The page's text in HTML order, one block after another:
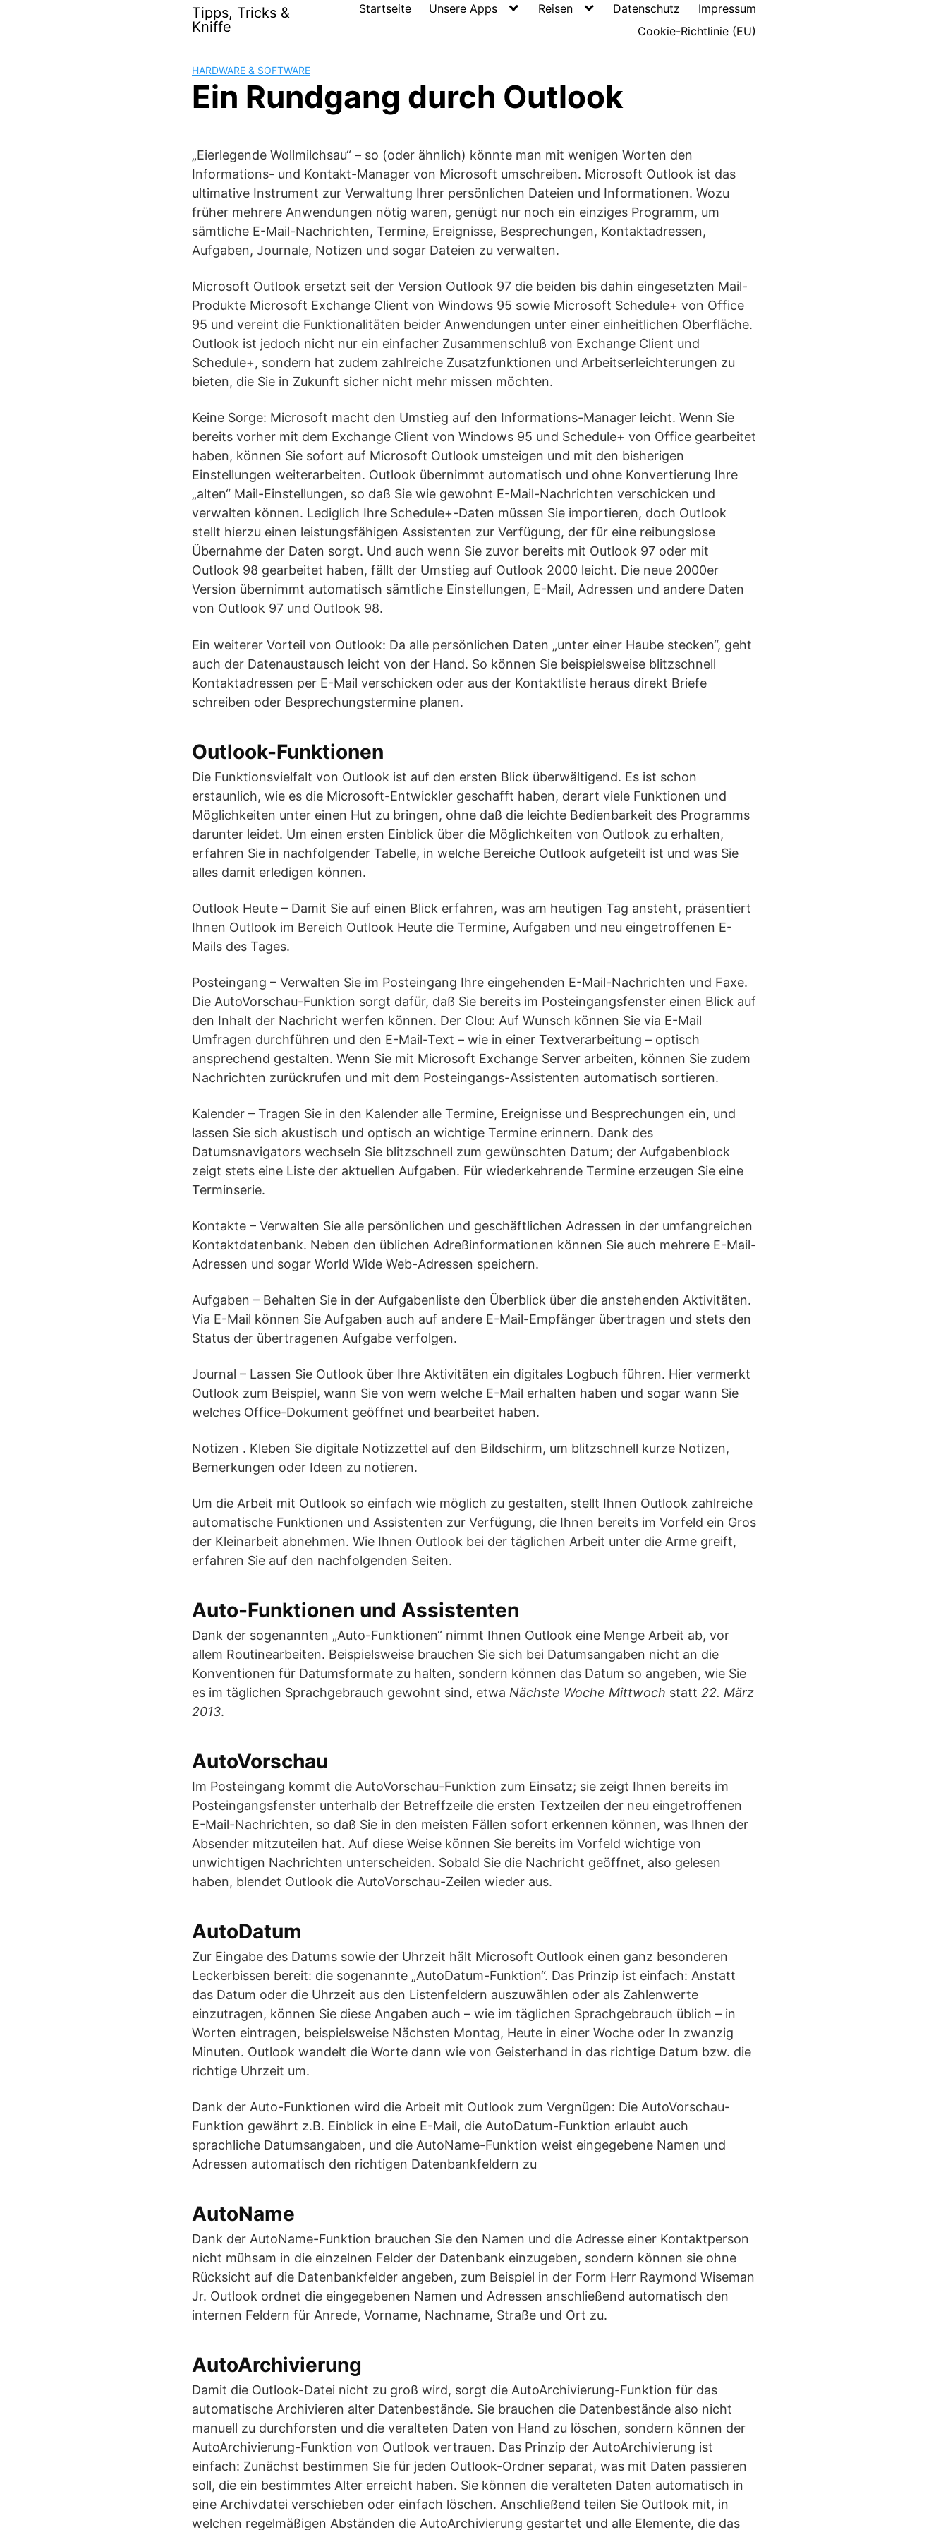
content
Tipps, Tricks &
Kniffe
Startseite Unsere Apps Reisen Datenschutz
Impressum
Cookie-Richtlinie (EU)
HARDWARE & SOFTWARE
Ein Rundgang durch Outlook
„Eierlegende Wollmilchsau“ – so (oder ähnlich) könnte man mit wenigen Worten den
Informations- und Kontakt-Manager von Microsoft umschreiben. Microsoft Outlook ist das
ultimative Instrument zur Verwaltung Ihrer persönlichen Dateien und Informationen. Wozu
früher mehrere Anwendungen nötig waren, genügt nur noch ein einziges Programm, um
sämtliche E-Mail-Nachrichten, Termine, Ereignisse, Besprechungen, Kontaktadressen,
Aufgaben, Journale, Notizen und sogar Dateien zu verwalten.
Microsoft Outlook ersetzt seit der Version Outlook 97 die beiden bis dahin eingesetzten Mail-
Produkte Microsoft Exchange Client von Windows 95 sowie Microsoft Schedule+ von Office
95 und vereint die Funktionalitäten beider Anwendungen unter einer einheitlichen Oberfläche.
Outlook ist jedoch nicht nur ein einfacher Zusammenschluß von Exchange Client und
Schedule+, sondern hat zudem zahlreiche Zusatzfunktionen und Arbeitserleichterungen zu
bieten, die Sie in Zukunft sicher nicht mehr missen möchten.
Keine Sorge: Microsoft macht den Umstieg auf den Informations-Manager leicht. Wenn Sie
bereits vorher mit dem Exchange Client von Windows 95 und Schedule+ von Office gearbeitet
haben, können Sie sofort auf Microsoft Outlook umsteigen und mit den bisherigen
Einstellungen weiterarbeiten. Outlook übernimmt automatisch und ohne Konvertierung Ihre
„alten“ Mail-Einstellungen, so daß Sie wie gewohnt E-Mail-Nachrichten verschicken und
verwalten können. Lediglich Ihre Schedule+-Daten müssen Sie importieren, doch Outlook
stellt hierzu einen leistungsfähigen Assistenten zur Verfügung, der für eine reibungslose
Übernahme der Daten sorgt. Und auch wenn Sie zuvor bereits mit Outlook 97 oder mit
Outlook 98 gearbeitet haben, fällt der Umstieg auf Outlook 2000 leicht. Die neue 2000er
Version übernimmt automatisch sämtliche Einstellungen, E-Mail, Adressen und andere Daten
von Outlook 97 und Outlook 98.
Ein weiterer Vorteil von Outlook: Da alle persönlichen Daten „unter einer Haube stecken“, geht
auch der Datenaustausch leicht von der Hand. So können Sie beispielsweise blitzschnell
Kontaktadressen per E-Mail verschicken oder aus der Kontaktliste heraus direkt Briefe
schreiben oder Besprechungstermine planen.
Outlook-Funktionen
Die Funktionsvielfalt von Outlook ist auf den ersten Blick überwältigend. Es ist schon
erstaunlich, wie es die Microsoft-Entwickler geschafft haben, derart viele Funktionen und
Möglichkeiten unter einen Hut zu bringen, ohne daß die leichte Bedienbarkeit des Programms
darunter leidet. Um einen ersten Einblick über die Möglichkeiten von Outlook zu erhalten,
erfahren Sie in nachfolgender Tabelle, in welche Bereiche Outlook aufgeteilt ist und was Sie
alles damit erledigen können.
Outlook Heute – Damit Sie auf einen Blick erfahren, was am heutigen Tag ansteht, präsentiert
Ihnen Outlook im Bereich Outlook Heute die Termine, Aufgaben und neu eingetroffenen E-
Mails des Tages.
Posteingang – Verwalten Sie im Posteingang Ihre eingehenden E-Mail-Nachrichten und Faxe.
Die AutoVorschau-Funktion sorgt dafür, daß Sie bereits im Posteingangsfenster einen Blick auf
den Inhalt der Nachricht werfen können. Der Clou: Auf Wunsch können Sie via E-Mail
Umfragen durchführen und den E-Mail-Text – wie in einer Textverarbeitung – optisch
ansprechend gestalten. Wenn Sie mit Microsoft Exchange Server arbeiten, können Sie zudem
Nachrichten zurückrufen und mit dem Posteingangs-Assistenten automatisch sortieren.
Kalender – Tragen Sie in den Kalender alle Termine, Ereignisse und Besprechungen ein, und
lassen Sie sich akustisch und optisch an wichtige Termine erinnern. Dank des
Datumsnavigators wechseln Sie blitzschnell zum gewünschten Datum; der Aufgabenblock
zeigt stets eine Liste der aktuellen Aufgaben. Für wiederkehrende Termine erzeugen Sie eine
Terminserie.
Kontakte – Verwalten Sie alle persönlichen und geschäftlichen Adressen in der umfangreichen
Kontaktdatenbank. Neben den üblichen Adreßinformationen können Sie auch mehrere E-Mail-
Adressen und sogar World Wide Web-Adressen speichern.
Aufgaben – Behalten Sie in der Aufgabenliste den Überblick über die anstehenden Aktivitäten.
Via E-Mail können Sie Aufgaben auch auf andere E-Mail-Empfänger übertragen und stets den
Status der übertragenen Aufgabe verfolgen.
Journal – Lassen Sie Outlook über Ihre Aktivitäten ein digitales Logbuch führen. Hier vermerkt
Outlook zum Beispiel, wann Sie von wem welche E-Mail erhalten haben und sogar wann Sie
welches Office-Dokument geöffnet und bearbeitet haben.
Notizen . Kleben Sie digitale Notizzettel auf den Bildschirm, um blitzschnell kurze Notizen,
Bemerkungen oder Ideen zu notieren.
Um die Arbeit mit Outlook so einfach wie möglich zu gestalten, stellt Ihnen Outlook zahlreiche
automatische Funktionen und Assistenten zur Verfügung, die Ihnen bereits im Vorfeld ein Gros
der Kleinarbeit abnehmen. Wie Ihnen Outlook bei der täglichen Arbeit unter die Arme greift,
erfahren Sie auf den nachfolgenden Seiten.
Auto-Funktionen und Assistenten
Dank der sogenannten „Auto-Funktionen“ nimmt Ihnen Outlook eine Menge Arbeit ab, vor
allem Routinearbeiten. Beispielsweise brauchen Sie sich bei Datumsangaben nicht an die
Konventionen für Datumsformate zu halten, sondern können das Datum so angeben, wie Sie
es im täglichen Sprachgebrauch gewohnt sind, etwa Nächste Woche Mittwoch statt 22. März
2013.
AutoVorschau
Im Posteingang kommt die AutoVorschau-Funktion zum Einsatz; sie zeigt Ihnen bereits im
Posteingangsfenster unterhalb der Betreffzeile die ersten Textzeilen der neu eingetroffenen
E-Mail-Nachrichten, so daß Sie in den meisten Fällen sofort erkennen können, was Ihnen der
Absender mitzuteilen hat. Auf diese Weise können Sie bereits im Vorfeld wichtige von
unwichtigen Nachrichten unterscheiden. Sobald Sie die Nachricht geöffnet, also gelesen
haben, blendet Outlook die AutoVorschau-Zeilen wieder aus.
AutoDatum
Zur Eingabe des Datums sowie der Uhrzeit hält Microsoft Outlook einen ganz besonderen
Leckerbissen bereit: die sogenannte „AutoDatum-Funktion“. Das Prinzip ist einfach: Anstatt
das Datum oder die Uhrzeit aus den Listenfeldern auszuwählen oder als Zahlenwerte
einzutragen, können Sie diese Angaben auch – wie im täglichen Sprachgebrauch üblich – in
Worten eintragen, beispielsweise Nächsten Montag, Heute in einer Woche oder In zwanzig
Minuten. Outlook wandelt die Worte dann wie von Geisterhand in das richtige Datum bzw. die
richtige Uhrzeit um.
Dank der Auto-Funktionen wird die Arbeit mit Outlook zum Vergnügen: Die AutoVorschau-
Funktion gewährt z.B. Einblick in eine E-Mail, die AutoDatum-Funktion erlaubt auch
sprachliche Datumsangaben, und die AutoName-Funktion weist eingegebene Namen und
Adressen automatisch den richtigen Datenbankfeldern zu
AutoName
Dank der AutoName-Funktion brauchen Sie den Namen und die Adresse einer Kontaktperson
nicht mühsam in die einzelnen Felder der Datenbank einzugeben, sondern können sie ohne
Rücksicht auf die Datenbankfelder angeben, zum Beispiel in der Form Herr Raymond Wiseman
Jr. Outlook ordnet die eingegebenen Namen und Adressen anschließend automatisch den
internen Feldern für Anrede, Vorname, Nachname, Straße und Ort zu.
AutoArchivierung
Damit die Outlook-Datei nicht zu groß wird, sorgt die AutoArchivierung-Funktion für das
automatische Archivieren alter Datenbestände. Sie brauchen die Datenbestände also nicht
manuell zu durchforsten und die veralteten Daten von Hand zu löschen, sondern können der
AutoArchivierung-Funktion von Outlook vertrauen. Das Prinzip der AutoArchivierung ist
einfach: Zunächst bestimmen Sie für jeden Outlook-Ordner separat, was mit Daten passieren
soll, die ein bestimmtes Alter erreicht haben. Sie können die veralteten Daten automatisch in
eine Archivdatei verschieben oder einfach löschen. Anschließend teilen Sie Outlook mit, in
welchen regelmäßigen Abständen die AutoArchivierung gestartet und alle Elemente, die das